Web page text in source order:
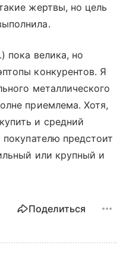
жертвы, но цель
пока велика, но
конкурентов. Я
металлического
приемлема. Хотя,
и средний
предстоит
или крупный и
Поделиться